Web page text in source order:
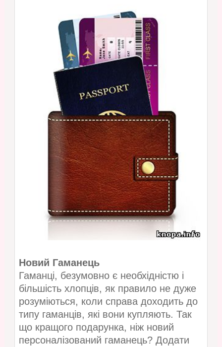
Новий Гаманець
Гаманці, безумовно є необхідністю і
більшість хлопців, як правило не дуже
розуміються, коли справа доходить до
типу гаманців, які вони купляють. Так
що кращого подарунка, ніж новий
персоналізований гаманець? Додати